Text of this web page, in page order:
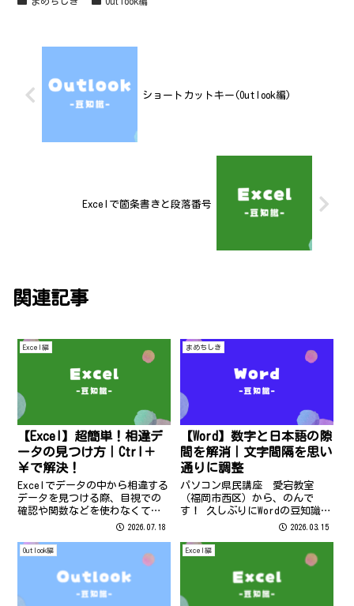
ショートカットキー(Outlook編)
Excelで箇条書きと段落番号
関連記事
Excel編
【Excel】超簡単！相違デ
ータの見つけ方｜Ctrl＋
￥で解決！
Excelでデータの中から相違する
データを見つける際、目視での
確認や関数などを使わなくても
ショートカットキーを使って探
タを見つける方法をご紹介しま
2026.07.18
まめちしき
【Word】数字と日本語の隙
間を解消｜文字間隔を思い
通りに調整
パソコン県民講座 愛宕教室
（福岡市西区）から、のんで
す！ 久しぶりにWordの豆知識を
お送りいたしますね。 さっそく
書の違い、わかりますか…？ 実
は、数字を①半角で入力したも
の、②全角で入力したもので
す。 それ...
2026.03.15
Outlook編 Excel編